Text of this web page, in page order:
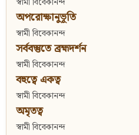
অপরোক্ষানুভূতি
স্বামী বিবেকানন্দ
সর্ববস্তুতে ব্রহ্মদর্শন
স্বামী বিবেকানন্দ
বহুত্বে একত্ব
স্বামী বিবেকানন্দ
অমৃতত্ব
স্বামী বিবেকানন্দ